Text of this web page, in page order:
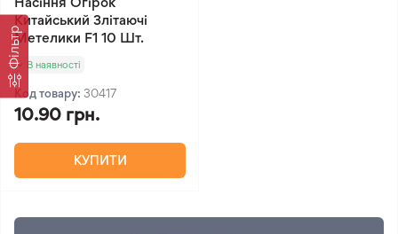
Фільтр
Китайський Злітаючі
Метелики F1 10 Шт.
В наявності
Код товару: 30417
10.90 грн.
КУПИТИ